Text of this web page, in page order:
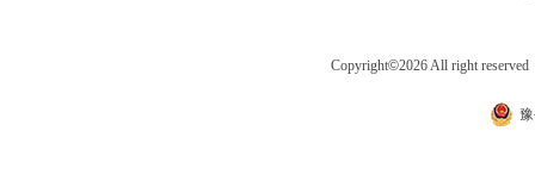
Copyright©2026 All right